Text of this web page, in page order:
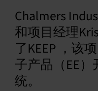
Chalmers
和项目经理
了KEEP ，该
子产品（EE
统。